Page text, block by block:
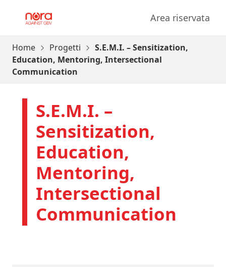
Progetto Nora
Area riservata
Home Progetti
S.E.M.I. – Sensitization,
Education, Mentoring, Intersectional
Communication
S.E.M.I. –
Sensitization,
Education,
Mentoring,
Intersectional
Communication